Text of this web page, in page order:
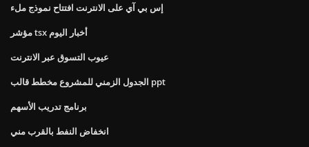
إس بي آي على الانترنت افتتاح نموذج ملء
مؤشر tsx أخبار اليوم
عيوب التسوق عبر الانترنت
الجدول الزمني للمشروع مخطط قالب ppt
برنامج تدريب الأسهم
انخفاض النفط بالقرب مني